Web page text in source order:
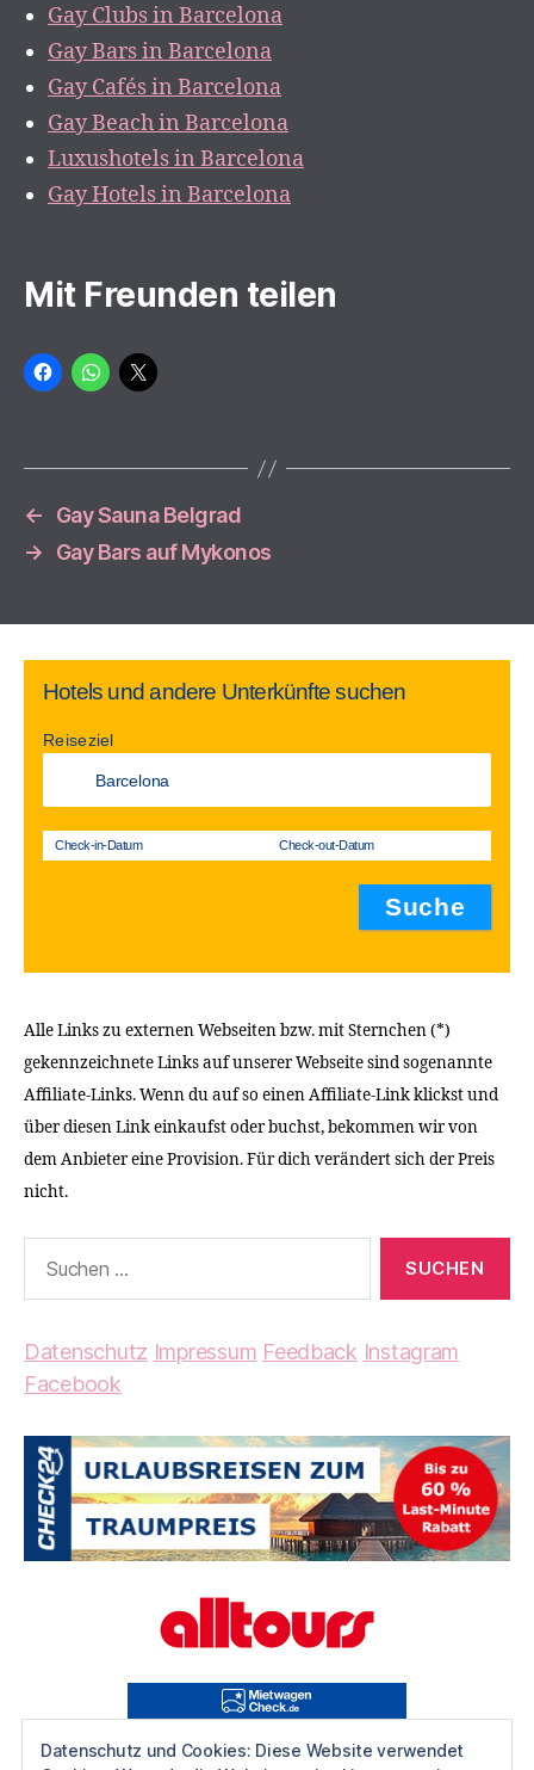
Gay Clubs in Barcelona
Gay Bars in Barcelona
Gay Cafés in Barcelona
Gay Beach in Barcelona
Luxushotels in Barcelona
Gay Hotels in Barcelona
Mit Freunden teilen
←
Gay Sauna Belgrad
→
Gay Bars auf Mykonos
Hotels und andere Unterkünfte suchen
Reiseziel
Check-in-Datum Check-out-Datum
Alle Links zu externen Webseiten bzw. mit Sternchen (*)
gekennzeichnete Links auf unserer Webseite sind sogenannte
Affiliate-Links. Wenn du auf so einen Affiliate-Link klickst und
über diesen Link einkaufst oder buchst, bekommen wir von
dem Anbieter eine Provision. Für dich verändert sich der Preis
nicht.
Datenschutz und Cookies: Diese Website verwendet
nach:
Datenschutz Impressum Feedback Instagram
Facebook